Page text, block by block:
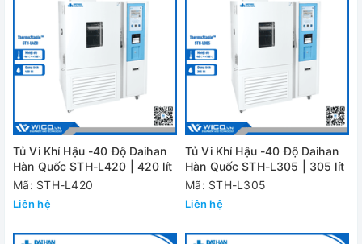
Tủ Vi Khí Hậu -40 Độ Daihan
Hàn Quốc STH-L420 | 420 lít
Mã: STH-L420
Liên hệ
Tủ Vi Khí Hậu -40 Độ Daihan
Hàn Quốc STH-L305 | 305 lít
Mã: STH-L305
Liên hệ